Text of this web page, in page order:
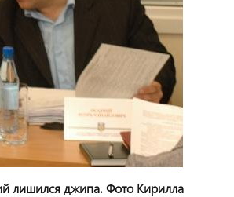
лишился джипа. Фото Кирилла